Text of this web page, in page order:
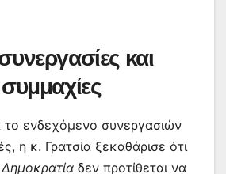
και
το ενδεχόμενο συνεργασιών
η κ. Γρατσία ξεκαθάρισε ότι
Δημοκρατία δεν προτίθεται να